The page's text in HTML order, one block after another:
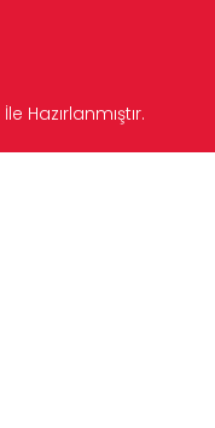
İle Hazırlanmıştır.